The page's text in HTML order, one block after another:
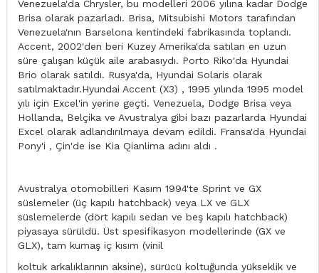
Venezuela'da Chrysler, bu modelleri 2006 yılına kadar Dodge
Brisa olarak pazarladı. Brisa, Mitsubishi Motors tarafından
Venezuela'nın Barselona kentindeki fabrikasında toplandı.
Accent, 2002'den beri Kuzey Amerika'da satılan en uzun
süre çalışan küçük aile arabasıydı. Porto Riko'da Hyundai
Brio olarak satıldı. Rusya'da, Hyundai Solaris olarak
satılmaktadır.Hyundai Accent (X3) , 1995 yılında 1995 model
yılı için Excel'in yerine geçti. Venezuela, Dodge Brisa veya
Hollanda, Belçika ve Avustralya gibi bazı pazarlarda Hyundai
Excel olarak adlandırılmaya devam edildi. Fransa'da Hyundai
Pony'i , Çin'de ise Kia Qianlima adını aldı .
Avustralya otomobilleri Kasım 1994'te Sprint ve GX
süslemeler (üç kapılı hatchback) veya LX ve GLX
süslemelerde (dört kapılı sedan ve beş kapılı hatchback)
piyasaya sürüldü. Üst spesifikasyon modellerinde (GX ve
GLX), tam kumaş iç kısım (vinil
koltuk arkalıklarının aksine), sürücü koltuğunda yükseklik ve